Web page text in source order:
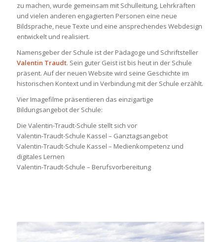
zu machen, wurde gemeinsam mit Schulleitung, Lehrkräften
und vielen anderen engagierten Personen eine neue
Bildsprache, neue Texte und eine ansprechendes Webdesign
entwickelt und realisiert.
Namensgeber der Schule ist der Pädagoge und Schriftsteller
Valentin Traudt. Sein guter Geist ist bis heut in der Schule
präsent. Auf der neuen Website wird seine Geschichte im
historischen Kontext und in Verbindung mit der Schule erzählt.
Vier Imagefilme präsentieren das einzigartige
Bildungsangebot der Schule:
Die Valentin-Traudt-Schule stellt sich vor
Valentin-Traudt-Schule Kassel – Ganztagsangebot
Valentin-Traudt-Schule Kassel – Medienkompetenz und
digitales Lernen
Valentin-Traudt-Schule – Berufsvorbereitung